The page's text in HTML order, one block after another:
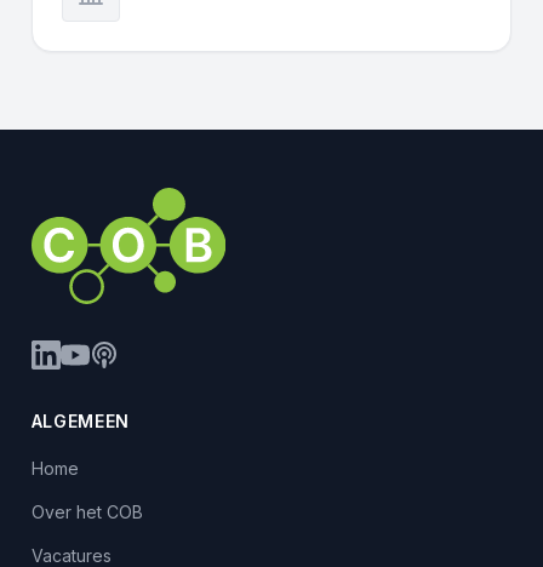
ALGEMEEN
Home
Over het COB
Vacatures